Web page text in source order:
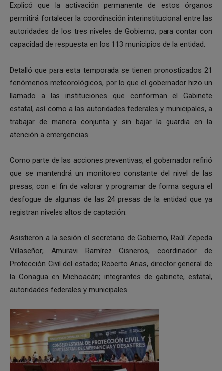
Explicó que la activación permanente de estos órganos
permitirá fortalecer la coordinación interinstitucional entre las
autoridades de los tres niveles de Gobierno, para contar con
capacidad de respuesta en los 113 municipios de la entidad.
Detalló que para esta temporada se tienen pronosticados 21
fenómenos meteorológicos, por lo que el gobernador hizo un
llamado a las instituciones que conforman el Gabinete
estatal, así como a las autoridades federales y municipales, a
trabajar de manera conjunta y sin bajar la guardia en la
atención a emergencias.
Como parte de las acciones preventivas, el gobernador refirió
que se mantendrá un monitoreo constante del nivel de las
presas, con el fin de valorar y programar de forma segura el
desfogue de algunas de las 24 presas de la entidad que ya
registran niveles altos de captación.
Asistieron a la sesión el secretario de Gobierno, Raúl Zepeda
Villaseñor; Amuravi Ramírez Cisneros, coordinador de
Protección Civil del estado; Roberto Arias, director general de
la Conagua en Michoacán; integrantes de gabinete, estatal,
autoridades federales y municipales.